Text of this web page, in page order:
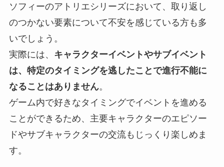
ソフィーのアトリエシリーズにおいて、取り返し
のつかない要素について不安を感じている方も多
いでしょう。
実際には、 キャラクターイベントやサブイベント
は、特定のタイミングを逃したことで進行不能に
なることはありません。
ゲーム内で好きなタイミングでイベントを進める
ことができるため、主要キャラクターのエピソー
ドやサブキャラクターの交流もじっくり楽しめま
す。